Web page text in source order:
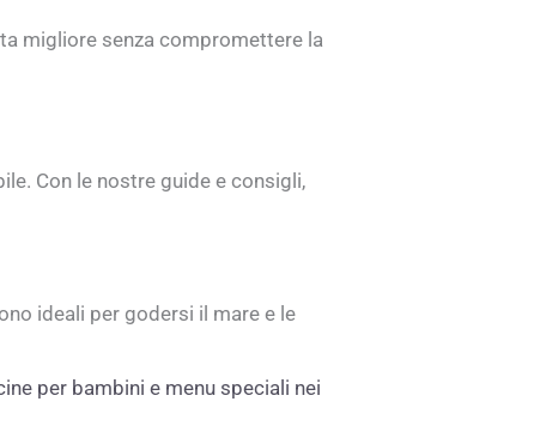
migliore senza compromettere la
Con le nostre guide e consigli,
ideali per godersi il mare e le
per bambini e menu speciali nei